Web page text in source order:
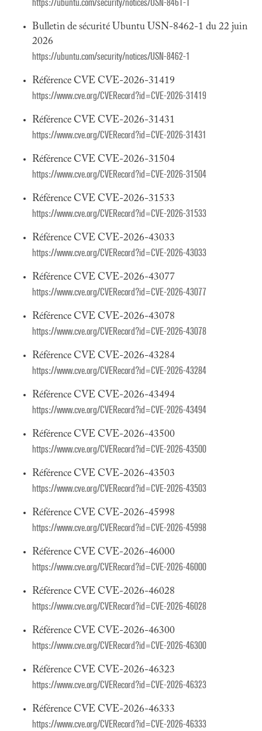
https://ubuntu.com/security/notices/USN-8461-1
Bulletin de sécurité Ubuntu USN-8462-1 du 22 juin
2026
https://ubuntu.com/security/notices/USN-8462-1
Référence CVE CVE-2026-31419
https://www.cve.org/CVERecord?id=CVE-2026-31419
Référence CVE CVE-2026-31431
https://www.cve.org/CVERecord?id=CVE-2026-31431
Référence CVE CVE-2026-31504
https://www.cve.org/CVERecord?id=CVE-2026-31504
Référence CVE CVE-2026-31533
https://www.cve.org/CVERecord?id=CVE-2026-31533
Référence CVE CVE-2026-43033
https://www.cve.org/CVERecord?id=CVE-2026-43033
Référence CVE CVE-2026-43077
https://www.cve.org/CVERecord?id=CVE-2026-43077
Référence CVE CVE-2026-43078
https://www.cve.org/CVERecord?id=CVE-2026-43078
Référence CVE CVE-2026-43284
https://www.cve.org/CVERecord?id=CVE-2026-43284
Référence CVE CVE-2026-43494
https://www.cve.org/CVERecord?id=CVE-2026-43494
Référence CVE CVE-2026-43500
https://www.cve.org/CVERecord?id=CVE-2026-43500
Référence CVE CVE-2026-43503
https://www.cve.org/CVERecord?id=CVE-2026-43503
Référence CVE CVE-2026-45998
https://www.cve.org/CVERecord?id=CVE-2026-45998
Référence CVE CVE-2026-46000
https://www.cve.org/CVERecord?id=CVE-2026-46000
Référence CVE CVE-2026-46028
https://www.cve.org/CVERecord?id=CVE-2026-46028
Référence CVE CVE-2026-46300
https://www.cve.org/CVERecord?id=CVE-2026-46300
Référence CVE CVE-2026-46323
https://www.cve.org/CVERecord?id=CVE-2026-46323
Référence CVE CVE-2026-46333
https://www.cve.org/CVERecord?id=CVE-2026-46333